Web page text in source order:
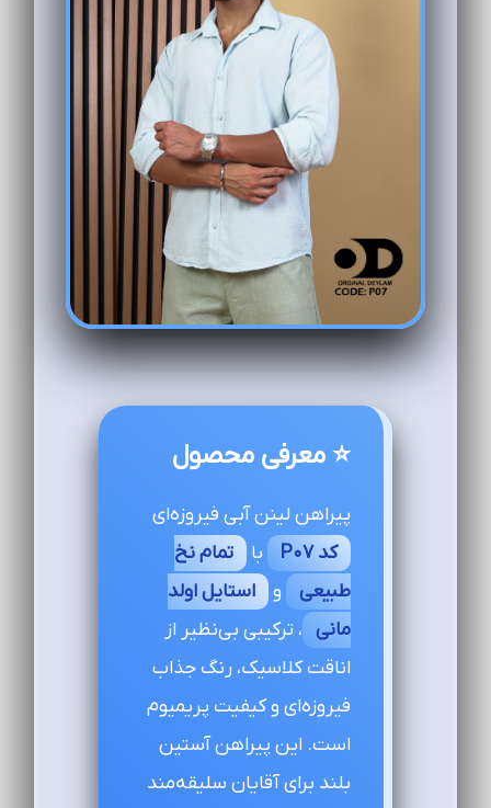
⭐ معرفی محصول
پیراهن لینن آبی فیروزه‌ای
کد P07
با
تمام نخ
طبیعی
و
استایل اولد
مانی ، ترکیبی بی‌نظیر از
اناقت کلاسیک، رنگ جذاب
فیروزه‌ای و کیفیت پریمیوم
است. این پیراهن آستین
بلند برای آقایان سلیقه‌مند